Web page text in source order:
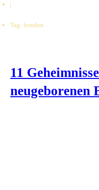
|
Tag: bonden
11
neugeborenen